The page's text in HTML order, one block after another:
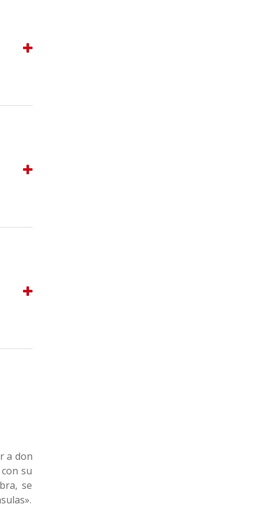
a don
su
se